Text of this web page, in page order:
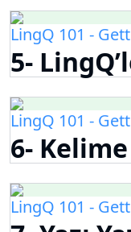
LingQ 101 -
5-
LingQ 101 -
6-
LingQ 101 -